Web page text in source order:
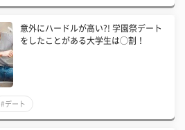
意外にハードルが高い?! 学園祭デート
をしたことがある大学生は◯割！
#デート